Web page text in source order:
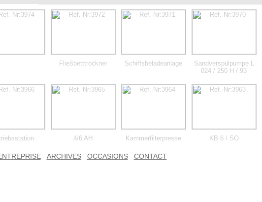
Fließbetttrockner Schiffsbeladeanlage
Sandverspülpumpe L
024 / 250 H / 93
4/6 AH Kammerfilterpresse KB 6 / SO
ARCHIVES OCCASIONS CONTACT